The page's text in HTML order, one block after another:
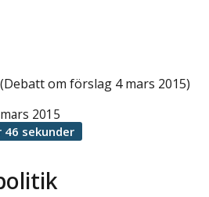
om förslag 4 mars 2015)
2015
sekunder